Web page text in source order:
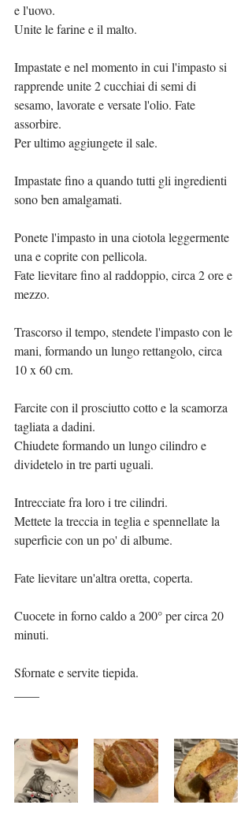
e l'uovo.
Unite le farine e il malto.
Impastate e nel momento in cui l'impasto si
rapprende unite 2 cucchiai di semi di
sesamo, lavorate e versate l'olio. Fate
assorbire.
Per ultimo aggiungete il sale.
Impastate fino a quando tutti gli ingredienti
sono ben amalgamati.
Ponete l'impasto in una ciotola leggermente
una e coprite con pellicola.
Fate lievitare fino al raddoppio, circa 2 ore e
mezzo.
Trascorso il tempo, stendete l'impasto con le
mani, formando un lungo rettangolo, circa
10 x 60 cm.
Farcite con il prosciutto cotto e la scamorza
tagliata a dadini.
Chiudete formando un lungo cilindro e
dividetelo in tre parti uguali.
Intrecciate fra loro i tre cilindri.
Mettete la treccia in teglia e spennellate la
superficie con un po' di albume.
Fate lievitare un'altra oretta, coperta.
Cuocete in forno caldo a 200° per circa 20
minuti.
Sfornate e servite tiepida.